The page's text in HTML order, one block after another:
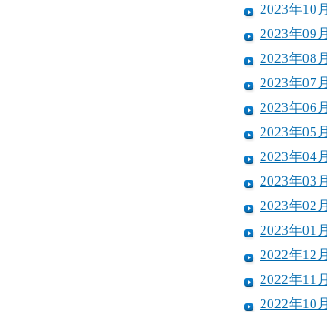
2023年10月
2023年09月
2023年08月
2023年07月
2023年06月
2023年05月
2023年04月
2023年03月
2023年02月
2023年01月
2022年12月
2022年11月
2022年10月